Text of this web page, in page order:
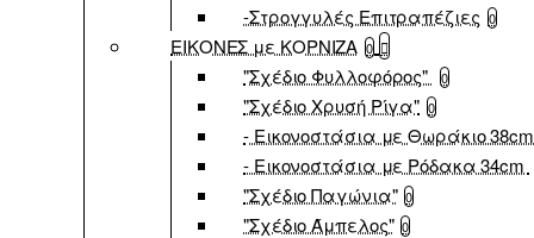
-Στρογγυλές Επιτραπέζιες 0
ΕΙΚΟΝΕΣ με ΚΟΡΝΙΖΑ 0
"Σχέδιο Φυλλοφόρος" 0
"Σχέδιο Χρυσή Ρίγα" 0
- Εικονοστάσια με Θωράκιο
- Εικονοστάσια με Ρόδακα 34cm
"Σχέδιο Παγώνια" 0
"Σχέδιο Άμπελος" 0